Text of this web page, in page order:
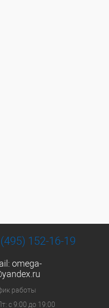
152-16-19
omega-
работы
с 9:00 до 19:00